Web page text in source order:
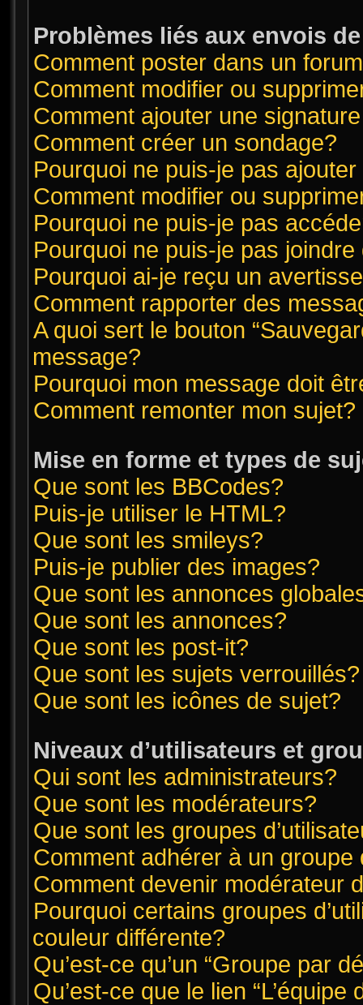
Problèmes liés aux envois
Comment poster dans un
Comment modifier ou
Comment ajouter une
Comment créer un sondage?
Pourquoi ne puis-je pas
Comment modifier ou
Pourquoi ne puis-je pas
Pourquoi ne puis-je pas
Pourquoi ai-je reçu un
Comment rapporter des
A quoi sert le bouton
message?
Pourquoi mon message doit
Comment remonter mon sujet?
Mise en forme et types de
Que sont les BBCodes?
Puis-je utiliser le HTML?
Que sont les smileys?
Puis-je publier des images?
Que sont les annonces
Que sont les annonces?
Que sont les post-it?
Que sont les sujets verrouillés?
Que sont les icônes de sujet?
Niveaux d’utilisateurs et
Qui sont les administrateurs?
Que sont les modérateurs?
Que sont les groupes
Comment adhérer à un groupe
Comment devenir modérateur
Pourquoi certains groupes
couleur différente?
Qu’est-ce qu’un “Groupe par
Qu’est-ce que le lien “L’équipe